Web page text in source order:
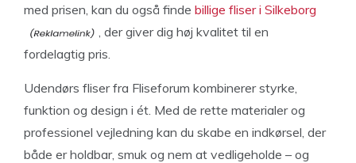
med prisen, kan du også finde billige fliser i Silkeborg
, der giver dig høj kvalitet til en
fordelagtig pris.
Udendørs fliser fra Fliseforum kombinerer styrke,
funktion og design i ét. Med de rette materialer og
professionel vejledning kan du skabe en indkørsel, der
både er holdbar, smuk og nem at vedligeholde – og